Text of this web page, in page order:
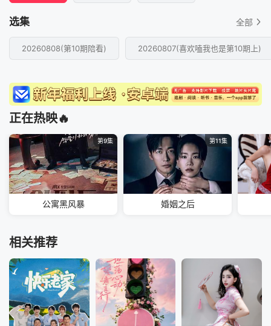
选集 全部
20260808(第10期陪看) 20260807(喜欢嗑我也是第10期上)
正在热映🔥
第9集
公寓黑风暴
第11集
婚姻之后
相关推荐